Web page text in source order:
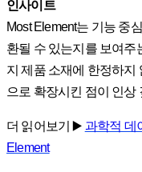
인사이트
Most Element는 기능 중
환될 수 있는지를 보여주
지 제품 소재에 한정하지
으로 확장시킨 점이 인상
더 읽어보기 ▶️ 과학적 데
Element